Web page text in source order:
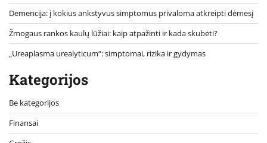
Demencija: į kokius ankstyvus simptomus privaloma atkreipti dėmesį
Žmogaus rankos kaulų lūžiai: kaip atpažinti ir kada skubėti?
„Ureaplasma urealyticum“: simptomai, rizika ir gydymas
Kategorijos
Be kategorijos
Finansai